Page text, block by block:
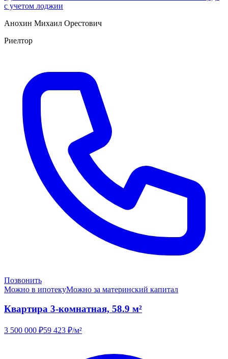
с учетом лоджии
Анохин Михаил Орестович
Риелтор
Позвонить
Можно в ипотекуМожно за материнский капитал
Квартира 3-комнатная, 58.9 м²
3 500 000 ₽59 423 ₽/м²